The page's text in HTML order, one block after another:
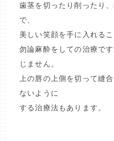
歯茎を切ったり削ったり
で、
美しい笑顔を手に入れるこ
勿論麻酔をしての治療で
じません。
上の唇の上側を切って縫
ないように
する治療法もあります。